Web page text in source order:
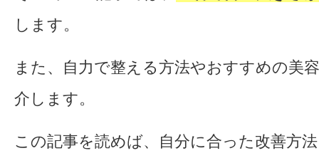
します。
また、自力で整える方法やおすすめの美
介します。
この記事を読めば、自分に合った改善方